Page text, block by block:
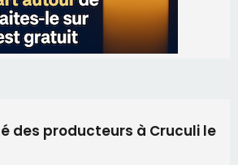
des producteurs à Cruculi le